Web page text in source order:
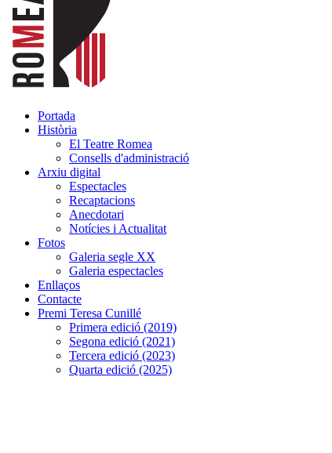
Portada
Història
El Teatre Romea
Consells d'administració
Arxiu digital
Espectacles
Recaptacions
Anecdotari
Notícies i Actualitat
Fotos
Galeria segle XX
Galeria espectacles
Enllaços
Contacte
Premi Teresa Cunillé
Primera edició (2019)
Segona edició (2021)
Tercera edició (2023)
Quarta edició (2025)